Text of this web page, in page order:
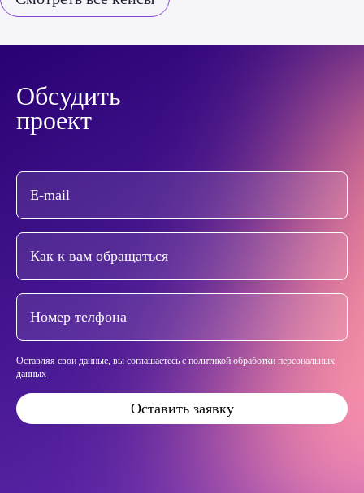
Обсудить
проект
Оставляя свои данные, вы соглашаетесь с политикой обработки персональных
данных